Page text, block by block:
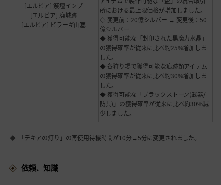
[エルビア] 祭壇インプ
[エルビア] 廃城跡
[エルビア] ビラーギ山塞
所における最上限価格が増加しました。
◇ 変更前：20億シルバー → 変更後：50
億シルバー
◆ 獲得可能な「封印された黒魔力水晶」
の獲得確率が従来に比べ約25%増加しま
した。
◆ 各狩り場で獲得可能な痕跡類アイテム
の獲得確率が従来に比べ約30%増加しま
した。
◆ 獲得可能な「ブラックストーン(武器/
防具)」の獲得確率が従来に比べ約30%減
少しました。
「デキアの灯り」の再使用待機時間が10分→5分に変更されました。
依頼、知識